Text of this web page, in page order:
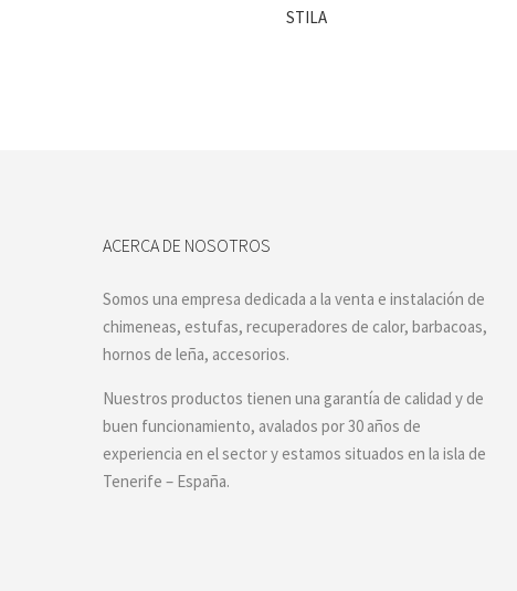
STILA
ACERCA DE NOSOTROS
Somos una empresa dedicada a la venta e instalación de
chimeneas, estufas, recuperadores de calor, barbacoas,
hornos de leña, accesorios.
Nuestros productos tienen una garantía de calidad y de
buen funcionamiento, avalados por 30 años de
experiencia en el sector y estamos situados en la isla de
Tenerife – España.